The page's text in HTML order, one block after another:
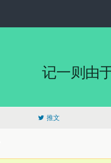
记一则由
推文